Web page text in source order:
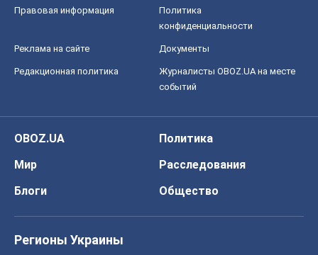
Правовая информация
Политика
конфиденциальности
Реклама на сайте Документы
Редакционная политика
Журналисты OBOZ.UA на месте
событий
OBOZ.UA
Политика
Мир
Расследования
Блоги
Общество
Регионы Украины